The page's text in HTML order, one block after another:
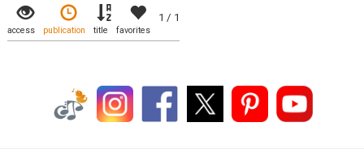
1 / 1
access publication title favorites